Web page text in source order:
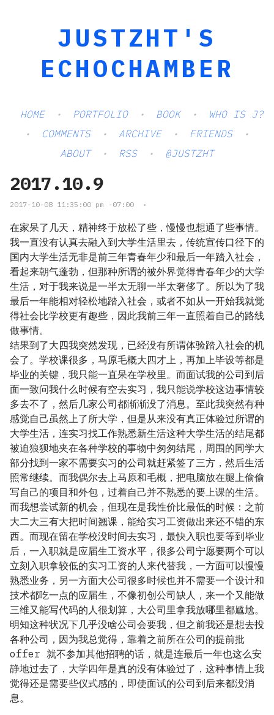
JUSTZHT'S
ECHOCHAMBER
HOME PORTFOLIO BOOK
WHO IS J?
COMMENTS
ARCHIVE
FRIENDS
ABOUT
RSS @JUSTZHT
2017.10.9
2017-10-08 11:35:00 pm -07:00 •
在家呆了几天，精神终于放松了些，慢慢也想通了些事情。
我一直没有认真去融入到大学生活里去，传统宣传口径下的
国内大学生活无非是前三年青春年少和最后一年踏入社会，
看起来朝气蓬勃，但那种所谓的被外界觉得青春年少的大学
生活，对于我来说是一半太无聊一半太奢侈了。所以为了我
最后一年能相对轻松地踏入社会，或者不如从一开始我就觉
得社会比学校更有趣些，因此我前三年一直照着自己的路线
做事情。
结果到了大四我突然发现，已经没有所谓体验踏入社会的机
会了。学校课很多，马原毛概大四才上，再加上毕设等都是
毕业的关键，我只能一直呆在学校里。而面试我的公司到后
面一致问我什么时候有空去实习，我只能说学校这边事情较
多去不了，然后几家公司都渐渐没了消息。至此我突然有种
感觉自己虽然上了所大学，但是从来没有真正体验过所谓的
大学生活，连实习找工作熟悉新生活这种大学生活的结尾都
被迫狼狈地夹在各种学校的事物中匆匆结尾，周围的同学大
部分找到一家不需要实习的公司就赶紧签了三方，然后生活
照常继续。而我偶尔去上马原和毛概，把电脑放在腿上偷偷
写自己的项目和外包，过着自己并不熟悉的要上课的生活。
而我想尝试新的机会，但现在是我性价比最低的时候：之前
大二大三有大把时间翘课，能给实习工资做出来还不错的东
西。而现在留在学校没时间去实习，最快入职也要等到毕业
后，一入职就是应届生工资水平，很多公司宁愿要两个可以
立刻入职拿较低的实习工资的人来代替我，一方面可以慢慢
熟悉业务，另一方面大公司很多时候也并不需要一个设计和
技术都吃一点的应届生，不像初创公司缺人，来一个又能做
三维又能写代码的人很划算，大公司里拿我放哪里都尴尬。
明知这种状况下几乎没啥公司会要我，但之前我还是想去投
各种公司，因为我总觉得，靠着之前所在公司的提前批
offer 就不参加其他招聘的话，就是连最后一年也这么安
静地过去了，大学四年是真的没有体验过了，这种事情上我
觉得还是需要些仪式感的，即使面试的公司到后来都没消
息。